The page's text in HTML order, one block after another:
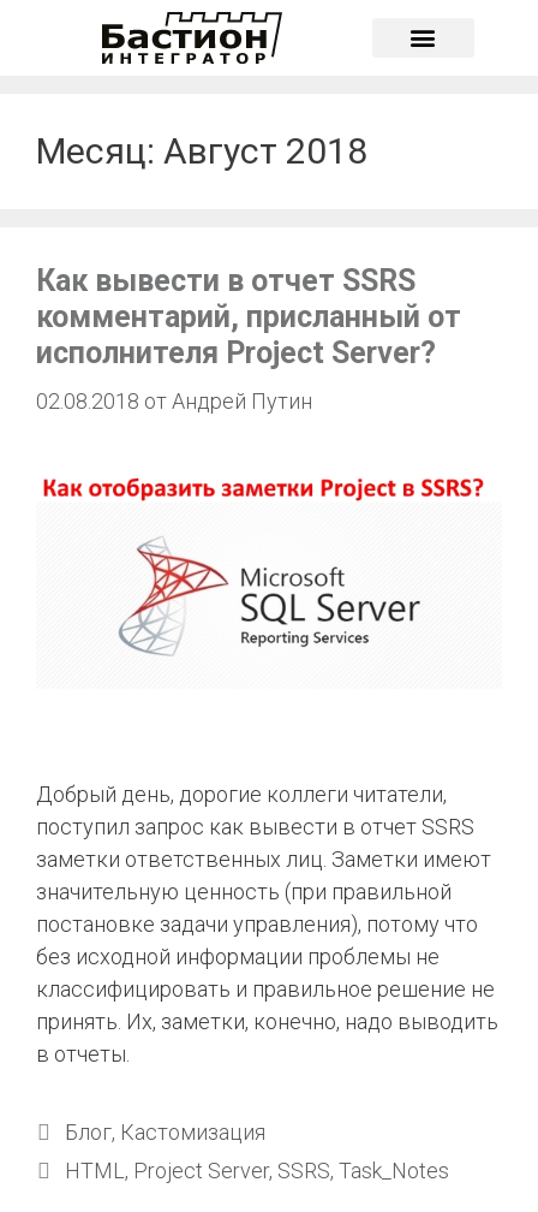
Месяц: Август 2018
Как вывести в отчет SSRS
комментарий, присланный от
исполнителя Project Server?
02.08.2018 отАндрей Путин
Добрый день, дорогие коллеги читатели,
поступил запрос как вывести в отчет SSRS
заметки ответственных лиц. Заметки имеют
значительную ценность (при правильной
постановке задачи управления), потому что
без исходной информации проблемы не
классифицировать и правильное решение не
принять. Их, заметки, конечно, надо выводить
в отчеты.
Блог, Кастомизация
HTML , Project Server, SSRS, Task_Notes